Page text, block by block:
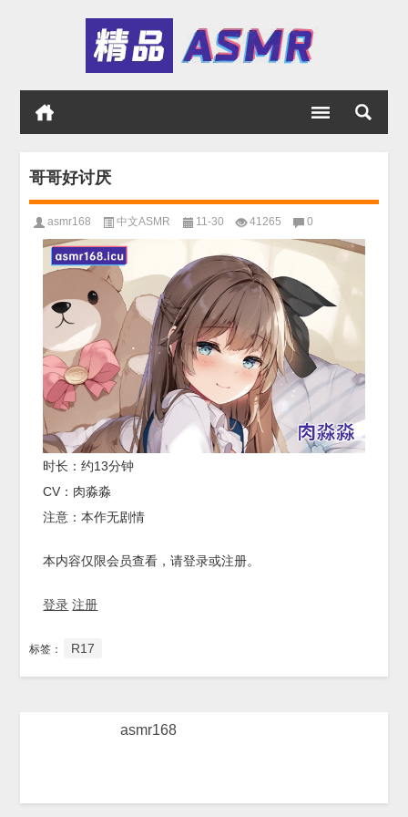
哥哥好讨厌
asmr168 中文ASMR 11-30 41265 0
时长：约13分钟
CV：肉淼淼
注意：本作无剧情
本内容仅限会员查看，请登录或注册。
登录 注册
标签： R17
asmr168